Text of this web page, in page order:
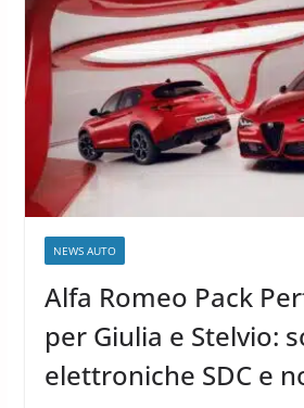
NEWS AUTO
Alfa Romeo Pack
per Giulia e Stelvio:
elettroniche SDC e